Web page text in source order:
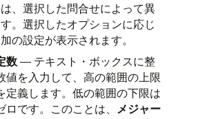
、選択した問合せによって異
。選択したオプションに応じ
の設定が表示されます。
数— テキスト・ボックスに整
値を入力して、高の範囲の上限
定義します。低の範囲の下限は
ロです。このことは、
メジャー